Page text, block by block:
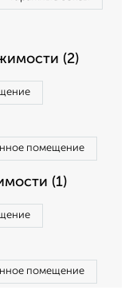
(2)
помещение
(1)
помещение